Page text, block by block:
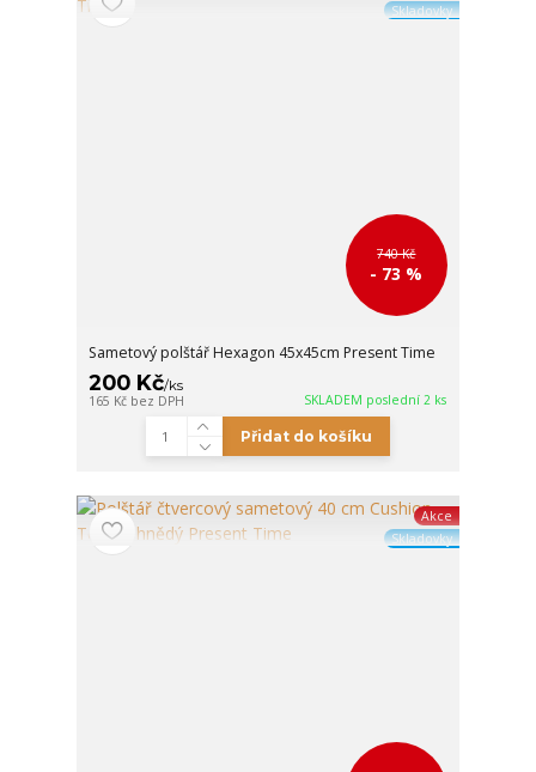
Skladovky
740 Kč
- 73 %
Sametový polštář Hexagon 45x45cm Present Time
200 Kč/ks
165 Kč bez DPH SKLADEM poslední 2 ks
Přidat do košíku
Akce
Skladovky